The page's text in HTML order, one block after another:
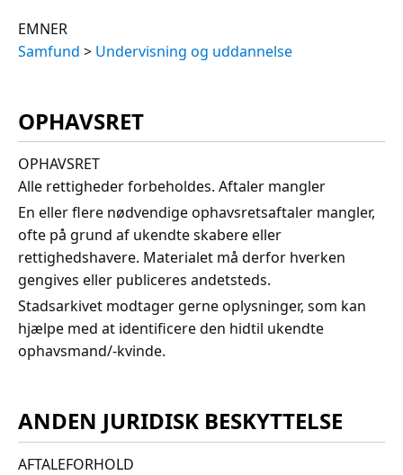
EMNER
Samfund > Undervisning og uddannelse
OPHAVSRET
OPHAVSRET
Alle rettigheder forbeholdes. Aftaler mangler
En eller flere nødvendige ophavsretsaftaler mangler,
ofte på grund af ukendte skabere eller
rettighedshavere. Materialet må derfor hverken
gengives eller publiceres andetsteds.
Stadsarkivet modtager gerne oplysninger, som kan
hjælpe med at identificere den hidtil ukendte
ophavsmand/-kvinde.
ANDEN JURIDISK BESKYTTELSE
AFTALEFORHOLD